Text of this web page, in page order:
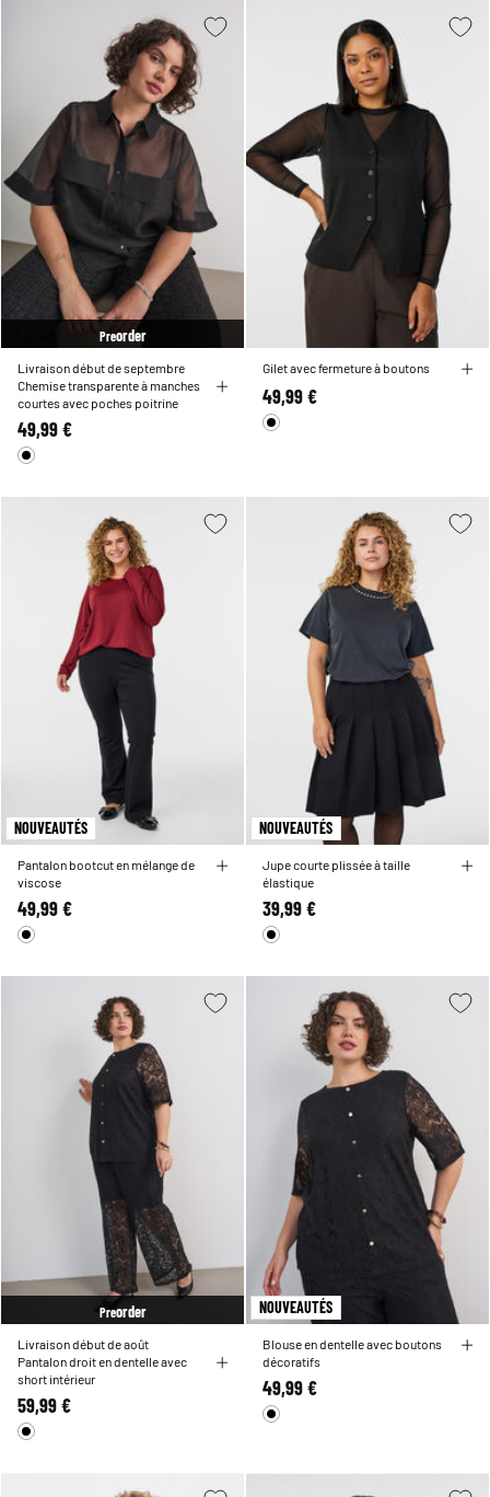
Preorder
Livraison début de septembre
Chemise transparente à manches
courtes avec poches poitrine
49,99 €
Gilet avec fermeture à boutons
49,99 €
NOUVEAUTÉS
Pantalon bootcut en mélange de
viscose
49,99 €
NOUVEAUTÉS
Jupe courte plissée à taille
élastique
39,99 €
Preorder
Livraison début de août
Pantalon droit en dentelle avec
short intérieur
59,99 €
NOUVEAUTÉS
Blouse en dentelle avec boutons
décoratifs
49,99 €